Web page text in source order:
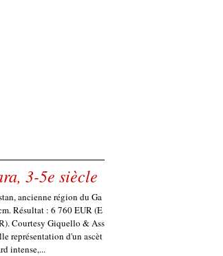
3-5e siècle
ancienne région du Ga
Résultat : 6 760 EUR (E
Courtesy Giquello & Ass
représentation d'un ascèt
intense,...